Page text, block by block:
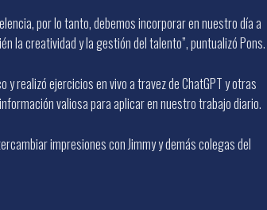
por lo tanto, debemos incorporar en nuestro día a
la creatividad y la gestión del talento”, puntualizó Pons.
realizó ejercicios en vivo a travez de ChatGPT y otras
valiosa para aplicar en nuestro trabajo diario.
impresiones con Jimmy y demás colegas del